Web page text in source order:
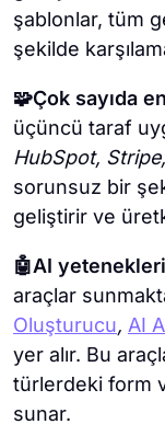
şablonlar, tüm
şekilde
🧩Çok sayıda
üçüncü taraf
HubSpot,
sorunsuz bir
geliştirir ve
🤖AI
araçlar
Oluşturucu, AI
yer alır. Bu
türlerdeki form
sunar.